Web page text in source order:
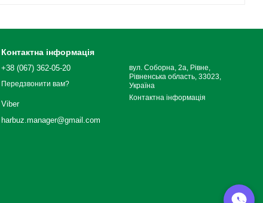
Контактна інформація
+38 (067) 362-05-20
Передзвонити вам?
Viber
harbuz.manager@gmail.com
вул. Соборна, 2а, Рівне,
Рівненська область, 33023,
Україна
Контактна інформація